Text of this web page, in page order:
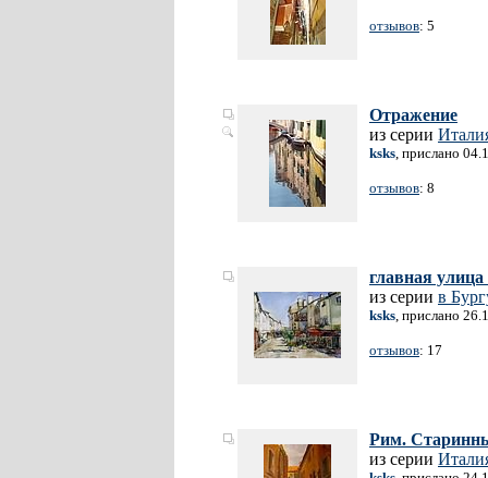
отзывов: 5
Отражение
из серии
ksks, прислано
отзывов: 8
главная
из серии в
ksks, прислано
отзывов: 17
Рим.
из серии